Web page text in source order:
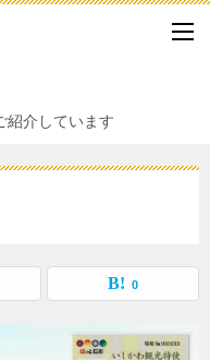
紹介しています
0